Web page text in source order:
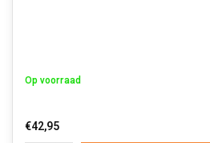
Op voorraad
€42,95